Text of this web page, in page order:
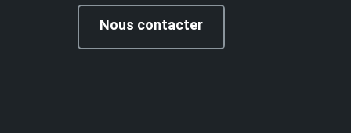
Nous contacter